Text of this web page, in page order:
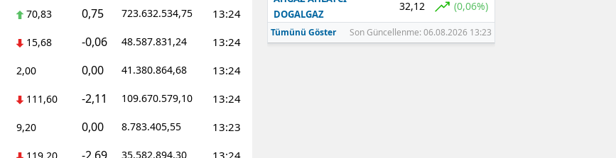
70,83 0,75 723.632.534,75 13:24
15,68 -0,06 48.587.831,24 13:24
2,00 0,00 41.380.864,68 13:24
111,60 -2,11 109.670.579,10 13:24
9,20 0,00 8.783.405,55 13:23
35.582.894,30 13:24
DOGALGAZ
32,12 (0,06%)
Tümünü Göster Son Güncellenme: 06.08.2026 13:23